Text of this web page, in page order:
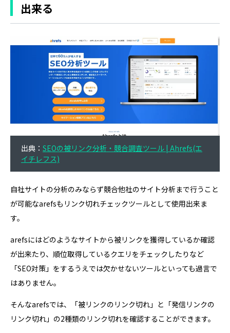
出来る
出典： SEOの被リンク分析・競合調査ツール | Ahrefs(エ
イチレフス)
自社サイトの分析のみならず競合他社のサイト分析まで行うこと
が可能なarefsもリンク切れチェックツールとして使用出来ま
す。
arefsにはどのようなサイトから被リンクを獲得しているか確認
が出来たり、順位取得しているクエリをチェックしたりなど
「SEO対策」をするうえでは欠かせないツールといっても過言で
はありません。
そんなarefsでは、「被リンクのリンク切れ」と「発信リンクの
リンク切れ」の2種類のリンク切れを確認することができます。